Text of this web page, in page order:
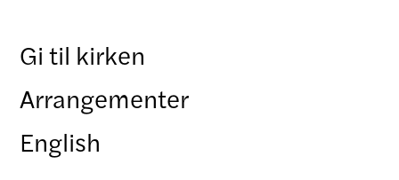
Gi til kirken
Arrangementer
English